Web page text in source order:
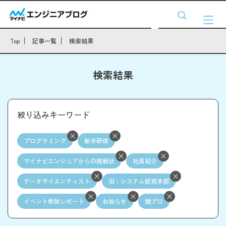
Top 記事一覧 検索結果
検索結果
絞り込みキーワード
プログラミング 新卒研修
マイナビエンジニアからの挑戦状 社員紹介
データサイエンティスト 旧：システム統括本部
イベント参加レポート お知らせ 競プロ